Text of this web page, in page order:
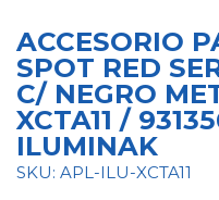
ACCESORIO
SPOT RED
C/ NEGRO
XCTA11 /
ILUMINAK
SKU: APL-ILU-XCTA11